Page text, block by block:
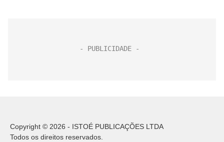
Copyright © 2026 - ISTOÉ PUBLICAÇÕES LTDA
Todos os direitos reservados.